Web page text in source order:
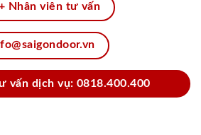
Nhân viên tư vấn
vấn dịch vụ: 0818.400.400